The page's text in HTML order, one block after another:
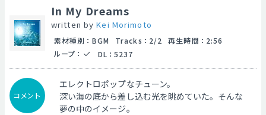
In My Dreams
written byKei Morimoto
素材種別 ： BGM Tracks ： 2/2 再生時間 ： 2:56
ループ ： DL ： 5237
コメント
エレクトロポップなチューン。
深い海の底から差し込む光を眺めていた。そんな
夢の中のイメージ。